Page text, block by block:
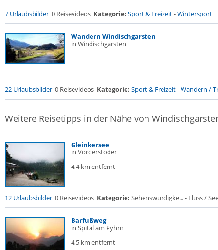
7 Urlaubsbilder 0 Reisevideos Kategorie: Sport & Freizeit-Wintersport
Wandern Windischgarsten
in Windischgarsten
22 Urlaubsbilder 0 Reisevideos Kategorie: Sport & Freizeit-Wandern /
Weitere Reisetipps in der Nähe von
Gleinkersee
in Vorderstoder
4,4 km entfernt
12 Urlaubsbilder 0 Reisevideos Kategorie: Sehenswürdigke... - Fluss /
Barfußweg
in Spital am Pyhrn
4,5 km entfernt